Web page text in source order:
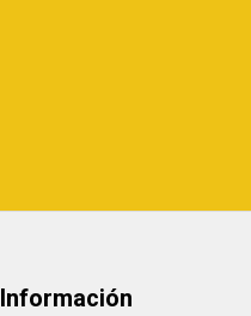
Información